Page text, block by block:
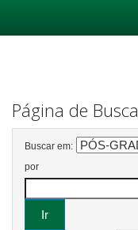
Página de Busca
Buscar em:
por